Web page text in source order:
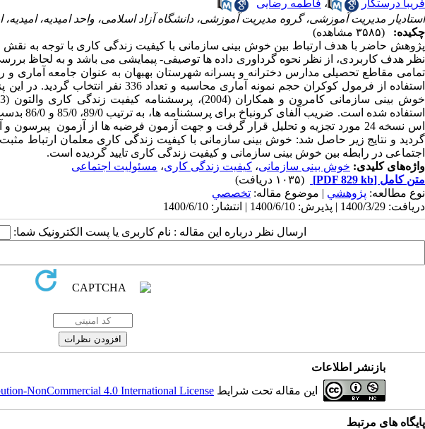
فریبا درستکار
، فاطمه رضایی
استادیار مدیریت آموزشی، گروه مدیریت آموزشی، دانشگاه آزاد اسلامی، واحد امیدیه، امیدیه،
چکیده:
(۳۵۸۵ مشاهده)
پژوهش حاضر با هدف ارتباط بین خوش بینی سازمانی با کیفیت زندگی کاری با توجه به
نظر هدف کاربردی، از نظر نحوه گرداوری داده ها توصیفی- پیمایشی می باشد و به لحاظ
تمامی مقاطع تحصیلی مدارس دخترانه و پسرانه شهرستان بهبهان به عنوان جامعه آماری
استفاده از فرمول کوکران حجم نمونه آماری
استفاده
اس نسخه 24 مورد تجزیه و تحلیل قرار گرفت و جهت آزمون فرضیه ها از آزمون
گردید و نتایج زیر حاصل شد: خوش بینی سازمانی با کیفیت زندگی کاری معلمان ارتباط
اجتماعی در رابطه بین خوش بینی سازمانی و کیفیت زندگی کاری تایید گردیده است.
واژه‌های کلیدی: خوش بینی سازمانی، کیفیت زندگی کاری، مسئولیت اجتماعی
متن کامل [PDF 829 kb]
(۱۰۳۵ دریافت)
نوع مطالعه: پژوهشي | موضوع مقاله: تخصصي
دریافت: 1400/3/29 | پذیرش: 1400/6/10 | انتشار: 1400/6/10
ارسال نظر درباره این مقاله : نام کاربری یا پست الکترونیک شما:
بازنشر اطلاعات
این مقاله تحت شرایط NonCommercial 4.0 International License
پایگاه های مرتبط